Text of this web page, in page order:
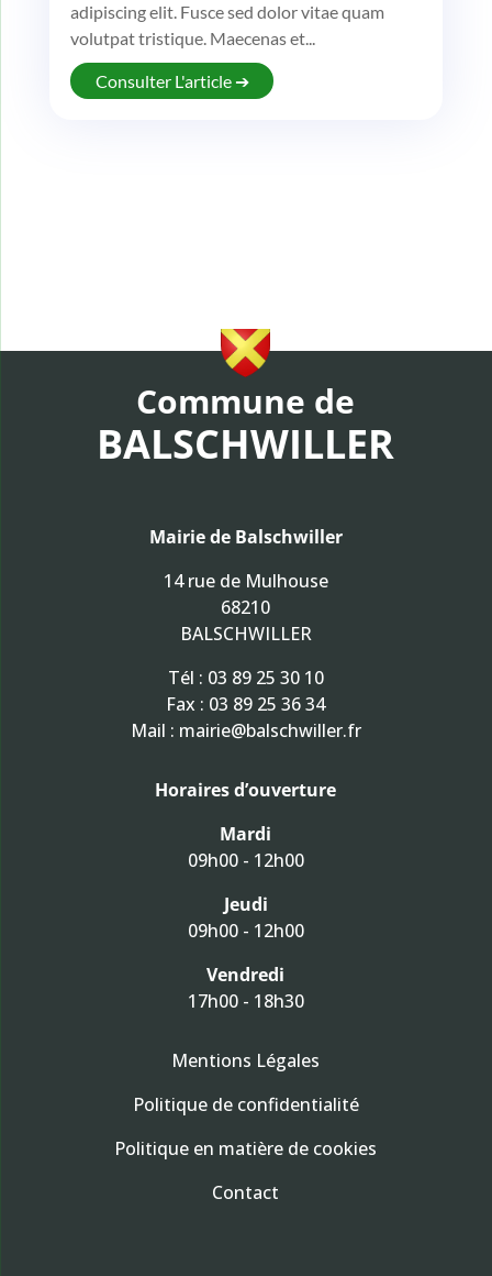
adipiscing elit. Fusce sed dolor vitae quam
volutpat tristique. Maecenas et...
Consulter L'article ➔
Commune de
BALSCHWILLER
Mairie de Balschwiller
14 rue de Mulhouse
68210
BALSCHWILLER
Tél : 03 89 25 30 10
Fax : 03 89 25 36 34
Mail : mairie@balschwiller.fr
Horaires d’ouverture
Mardi
09h00 - 12h00
Jeudi
09h00 - 12h00
Vendredi
17h00 - 18h30
Mentions Légales
Politique de confidentialité
Politique en matière de cookies
Contact